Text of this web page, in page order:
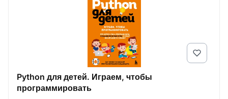
Python для детей. Играем, чтобы
программировать